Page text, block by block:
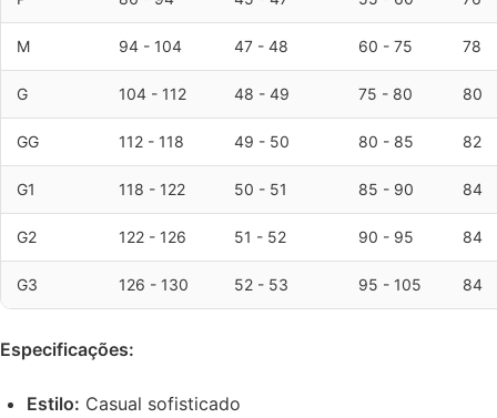
M 94 - 104 47 - 48 60 - 75 78
G 104 - 112 48 - 49 75 - 80 80
GG 112 - 118 49 - 50 80 - 85 82
G1 118 - 122 50 - 51 85 - 90 84
G2 122 - 126 51 - 52 90 - 95 84
G3 126 - 130 52 - 53 95 - 105 84
Especificações:
Estilo: Casual sofisticado